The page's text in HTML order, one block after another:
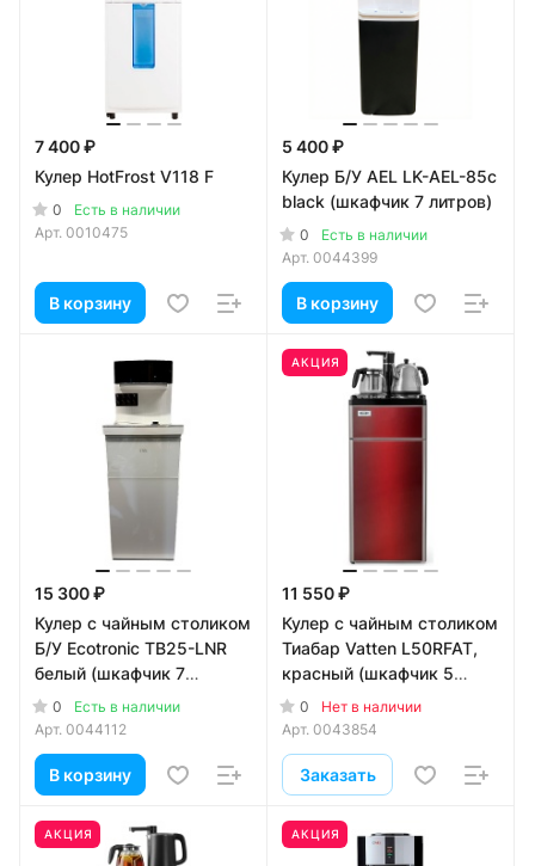
7 400 ₽
Кулер HotFrost V118 F
0
Есть в наличии
Арт. 0010475
В корзину
5 400 ₽
Кулер Б/У AEL LK-AEL-85c
black (шкафчик 7 литров)
0
Есть в наличии
Арт. 0044399
В корзину
15 300 ₽
Кулер с чайным столиком
Б/У Ecotronic TB25-LNR
белый (шкафчик 7
литров)
0
Есть в наличии
Арт. 0044112
В корзину
АКЦИЯ
11 550 ₽
Кулер с чайным столиком
Тиабар Vatten L50RFAT,
красный (шкафчик 5
литров)
0
Нет в наличии
Арт. 0043854
Заказать
АКЦИЯ АКЦИЯ